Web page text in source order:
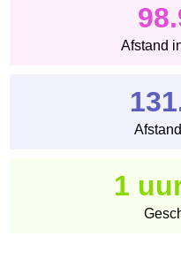
Afstand
1